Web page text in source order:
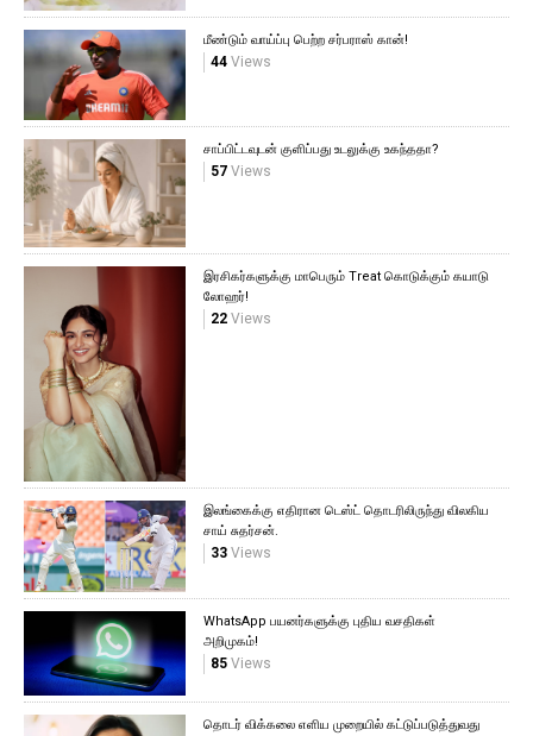
மீண்டும் வாய்ப்பு பெற்ற சர்பராஸ் கான்!
44Views
சாப்பிட்டவுடன் குளிப்பது உடலுக்கு உகந்ததா?
57Views
இரசிகர்களுக்கு மாபெரும் Treat கொடுக்கும் கயாடு
லோஹர்!
22Views
இலங்கைக்கு எதிரான டெஸ்ட் தொடரிலிருந்து விலகிய
சாய் சுதர்சன்.
33Views
WhatsApp பயனர்களுக்கு புதிய வசதிகள்
அறிமுகம்!
85Views
தொடர் விக்கலை எளிய முறையில் கட்டுப்படுத்துவது